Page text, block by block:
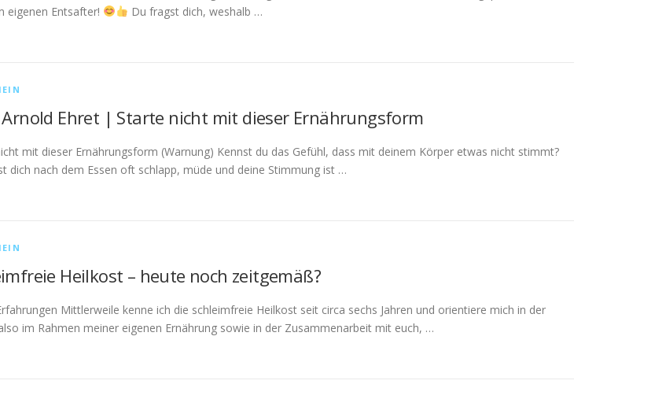
eigenen Entsafter!
Du fragst dich, weshalb …
Ehret | Starte nicht mit dieser Ernährungsform
mit dieser Ernährungsform (Warnung) Kennst du das Gefühl, dass mit deinem Körper etwas nicht stimmt?
dich nach dem Essen oft schlapp, müde und deine Stimmung ist …
Heilkost – heute noch zeitgemäß?
Mittlerweile kenne ich die schleimfreie Heilkost seit circa sechs Jahren und orientiere mich in der
im Rahmen meiner eigenen Ernährung sowie in der Zusammenarbeit mit euch, …